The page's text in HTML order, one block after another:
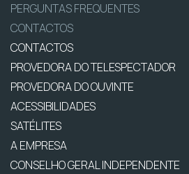
PERGUNTAS FREQUENTES
CONTACTOS
CONTACTOS
PROVEDORA DO TELESPECTADOR
PROVEDORA DO OUVINTE
ACESSIBILIDADES
SATÉLITES
A EMPRESA
CONSELHO GERAL INDEPENDENTE